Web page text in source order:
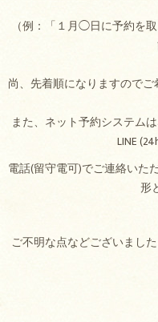
（例：「１月◯日に予約を
尚、先着順になりますので
また、ネット予約システム
LINE
電話(留守電可)でご連絡いた
形
ご不明な点などございまし